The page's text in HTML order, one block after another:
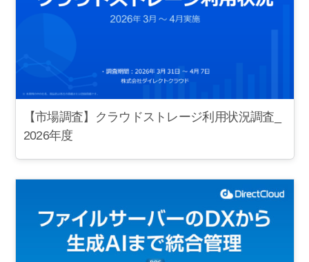
【市場調査】クラウドストレージ利用状況調査_
2026年度